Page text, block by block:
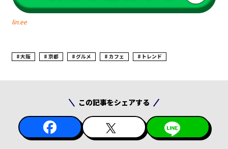
lin.ee
大阪 京都 グルメ カフェ トレンド
この記事をシェアする